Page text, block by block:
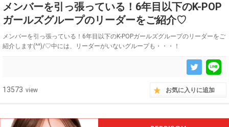
メンバーを引っ張っている！6年目以下のK-POP
ガールズグループのリーダーをご紹介♡
メンバーを引っ張っている！6年目以下のK-POPガールズグループのリーダーをご
紹介します(^^)/♡中には、リーダーがいないグループも・・・！
13573 view お気に入りに追加